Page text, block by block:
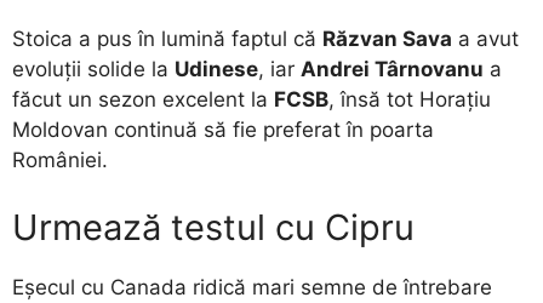
Stoica a pus în lumină faptul că Răzvan Sava a avut
evoluții solide la Udinese, iar Andrei Târnovanu a
făcut un sezon excelent la FCSB, însă tot Horațiu
Moldovan continuă să fie preferat în poarta
României.
Urmează testul cu Cipru
Eșecul cu Canada ridică mari semne de întrebare